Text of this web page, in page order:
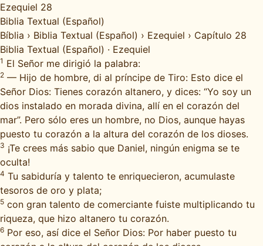
Ezequiel 28
Biblia Textual (Español)
Bíblia › Biblia Textual (Español) › Ezequiel › Capítulo 28
Biblia Textual (Español) · Ezequiel
1 El Señor me dirigió la palabra:
2 — Hijo de hombre, di al príncipe de Tiro: Esto dice el
Señor Dios: Tienes corazón altanero, y dices: “Yo soy un
dios instalado en morada divina, allí en el corazón del
mar”. Pero sólo eres un hombre, no Dios, aunque hayas
puesto tu corazón a la altura del corazón de los dioses.
3 ¡Te crees más sabio que Daniel, ningún enigma se te
oculta!
4 Tu sabiduría y talento te enriquecieron, acumulaste
tesoros de oro y plata;
5 con gran talento de comerciante fuiste multiplicando tu
riqueza, que hizo altanero tu corazón.
6 Por eso, así dice el Señor Dios: Por haber puesto tu